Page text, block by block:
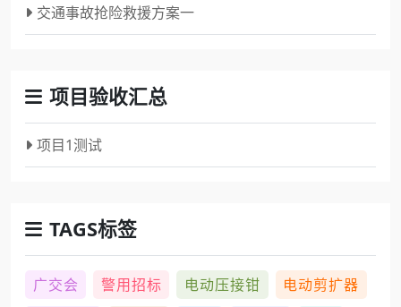
交通事故抢险救援方案一
项目验收汇总
项目1测试
TAGS标签
广交会 警用招标 电动压接钳
电动剪扩器